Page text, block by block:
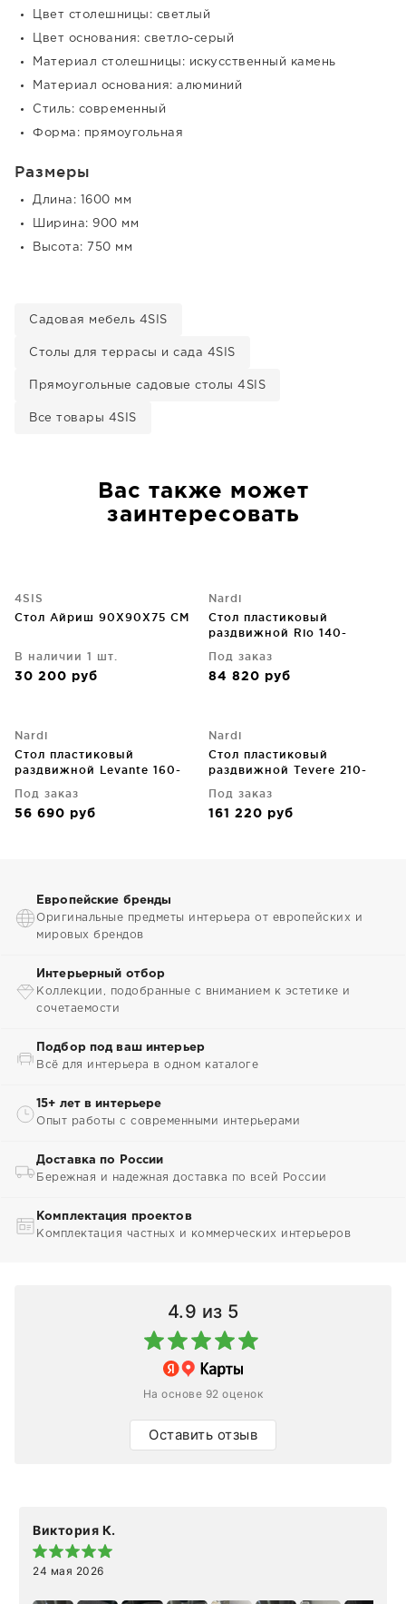
Цвет столешницы: светлый
Цвет основания: светло-серый
Материал столешницы: искусственный камень
Материал основания: алюминий
Стиль: современный
Форма: прямоугольная
Размеры
Длина: 1600 мм
Ширина: 900 мм
Высота: 750 мм
Садовая мебель 4SIS
Столы для террасы и сада 4SIS
Прямоугольные садовые столы 4SIS
Все товары 4SIS
Вас также может
заинтересовать
4SIS
Стол Айриш 90X90X75 CM
В наличии 1 шт.
30 200 руб
Nardi
Стол пластиковый
раздвижной Rio 140-
Под заказ
84 820 руб
Nardi
Стол пластиковый
раздвижной Levante 160-
Под заказ
56 690 руб
Nardi
Стол пластиковый
раздвижной Tevere 210-
Под заказ
161 220 руб
Европейские бренды
Оригинальные предметы интерьера от европейских и
мировых брендов
Интерьерный отбор
Коллекции, подобранные с вниманием к эстетике и
сочетаемости
Подбор под ваш интерьер
Всё для интерьера в одном каталоге
15+ лет в интерьере
Опыт работы с современными интерьерами
Доставка по России
Бережная и надежная доставка по всей России
Комплектация проектов
Комплектация частных и коммерческих интерьеров
4.9 из 5
На основе 92 оценок
Оставить отзыв
Виктория К.
24 мая 2026